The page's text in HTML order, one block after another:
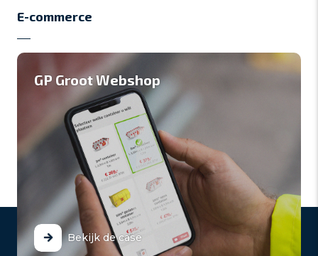
E-commerce
GP Groot Webshop
Bekijk de case